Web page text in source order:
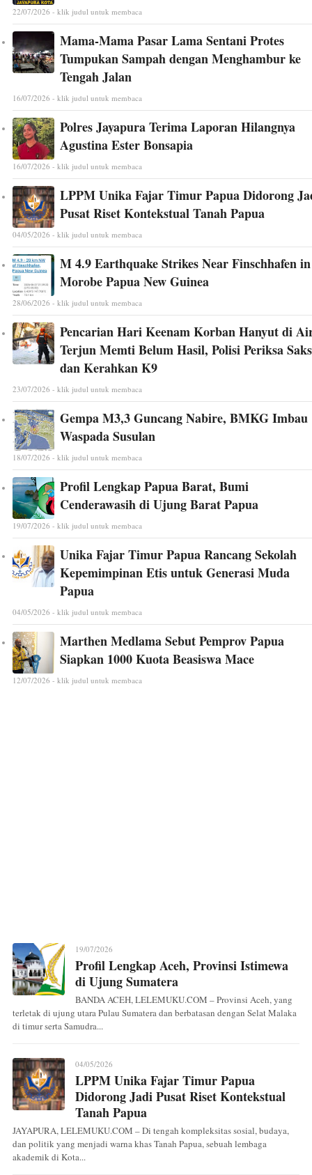
22/07/2026 - klik judul untuk membaca
Mama-Mama Pasar Lama Sentani Protes
Tumpukan Sampah dengan Menghambur ke
Tengah Jalan
16/07/2026 - klik judul untuk membaca
Polres Jayapura Terima Laporan Hilangnya
Agustina Ester Bonsapia
16/07/2026 - klik judul untuk membaca
LPPM Unika Fajar Timur Papua Didorong
Pusat Riset Kontekstual Tanah Papua
04/05/2026 - klik judul untuk membaca
M 4.9 Earthquake Strikes Near Finschhafen in
Morobe Papua New Guinea
28/06/2026 - klik judul untuk membaca
Pencarian Hari Keenam Korban Hanyut di
Terjun Memti Belum Hasil, Polisi Periksa
dan Kerahkan K9
23/07/2026 - klik judul untuk membaca
Gempa M3,3 Guncang Nabire, BMKG Imbau
Waspada Susulan
18/07/2026 - klik judul untuk membaca
Profil Lengkap Papua Barat, Bumi
Cenderawasih di Ujung Barat Papua
19/07/2026 - klik judul untuk membaca
Unika Fajar Timur Papua Rancang Sekolah
Kepemimpinan Etis untuk Generasi Muda
Papua
04/05/2026 - klik judul untuk membaca
Marthen Medlama Sebut Pemprov Papua
Siapkan 1000 Kuota Beasiswa Mace
12/07/2026 - klik judul untuk membaca
19/07/2026
Profil Lengkap Aceh, Provinsi Istimewa
di Ujung Sumatera
BANDA ACEH, LELEMUKU.COM – Provinsi Aceh, yang
terletak di ujung utara Pulau Sumatera dan berbatasan dengan Selat Malaka
di timur serta Samudra...
04/05/2026
LPPM Unika Fajar Timur Papua
Didorong Jadi Pusat Riset Kontekstual
Tanah Papua
JAYAPURA, LELEMUKU.COM – Di tengah kompleksitas sosial, budaya,
dan politik yang menjadi warna khas Tanah Papua, sebuah lembaga
akademik di Kota...